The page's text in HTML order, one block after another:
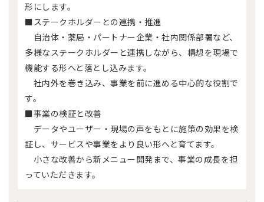
形にします。
■ステークホルダーとの連携・推進
自治体・薬局・パートナー企業・社内関係部署など、
多様なステークホルダーと連携しながら、構想を現場で
機能する形へと落とし込みます。
社内外を巻き込み、事業を前に進める中心的な役割で
す。
■事業の検証と改善
データやユーザー・現場の声をもとに施策の効果を検
証し、サービスや事業をより良い形へと育てます。
小さな改善から新メニュー開発まで、事業の成長を担
っていただきます。